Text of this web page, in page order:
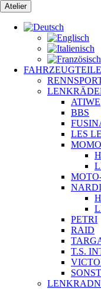
Zum
Inhalt
springen
Atelier
FAHRZEUGTEILE
ATIWE
BBS
LES
MOMO
PETRI
RAID
T.S.